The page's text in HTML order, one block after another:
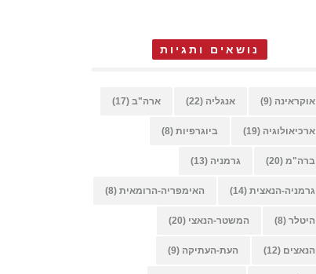
נושאים ותגיות
אוקראינה (9) אנגליה (22) ארה"ב (17)
ארכיאולוגיה (19) ביוגרפיות (8)
ברה"מ (20) גרמניה (13)
גרמניה-הנאצית (14) האימפריה-הרומאית (8)
היטלר (8) המשטר-הנאצי (20)
הנאצים (12) העת-העתיקה (9)